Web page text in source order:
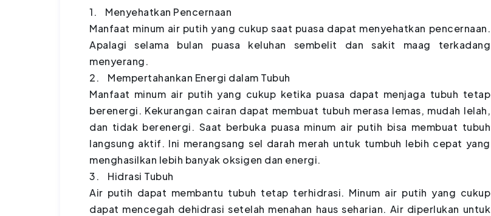
1. Menyehatkan Pencernaan
Manfaat minum air putih yang cukup saat puasa dapat menyehatkan pencernaan.
Apalagi selama bulan puasa keluhan sembelit dan sakit maag terkadang
menyerang.
2. Mempertahankan Energi dalam Tubuh
Manfaat minum air putih yang cukup ketika puasa dapat menjaga tubuh tetap
berenergi. Kekurangan cairan dapat membuat tubuh merasa lemas, mudah lelah,
dan tidak berenergi. Saat berbuka puasa minum air putih bisa membuat tubuh
langsung aktif. Ini merangsang sel darah merah untuk tumbuh lebih cepat yang
menghasilkan lebih banyak oksigen dan energi.
3. Hidrasi Tubuh
Air putih dapat membantu tubuh tetap terhidrasi. Minum air putih yang cukup
dapat mencegah dehidrasi setelah menahan haus seharian. Air diperlukan untuk